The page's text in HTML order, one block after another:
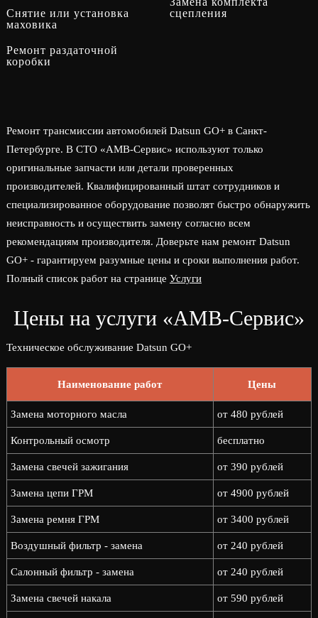
Снятие или установка
маховика
Ремонт раздаточной
коробки
сцепления
Ремонт трансмиссии автомобилей Datsun GO+ в Санкт-
Петербурге. В СТО «АМВ-Сервис» используют только
оригинальные запчасти или детали проверенных
производителей. Квалифицированный штат сотрудников и
специализированное оборудование позволят быстро обнаружить
неисправность и осуществить замену согласно всем
рекомендациям производителя. Доверьте нам ремонт Datsun
GO+ - гарантируем разумные цены и сроки выполнения работ.
Полный список работ на странице Услуги
Цены на услуги «АМВ-Сервис»
Техническое обслуживание Datsun GO+
Наименование работ Цены
Замена моторного масла от 480 рублей
Контрольный осмотр бесплатно
Замена свечей зажигания от 390 рублей
Замена цепи ГРМ от 4900 рублей
Замена ремня ГРМ от 3400 рублей
Воздушный фильтр - замена от 240 рублей
Салонный фильтр - замена от 240 рублей
Замена свечей накала от 590 рублей